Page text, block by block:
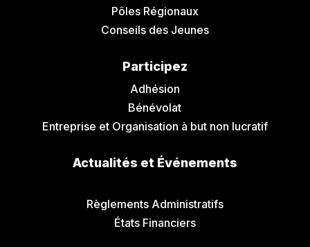
Pôles Régionaux
Conseils des Jeunes
Participez
Adhésion
Bénévolat
Entreprise et Organisation à but non lucratif
Actualités et Événements
Règlements Administratifs
États Financiers